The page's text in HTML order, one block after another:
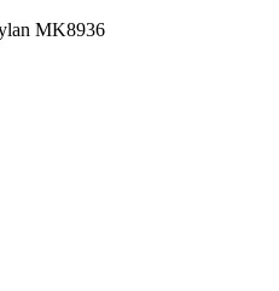
MK8936